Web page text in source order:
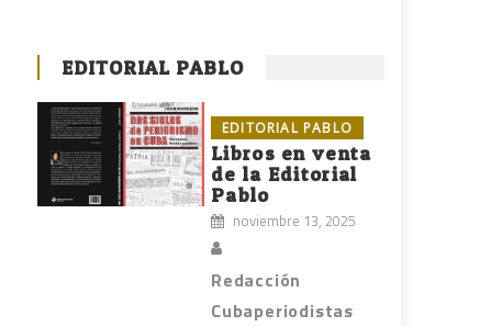
EDITORIAL PABLO
EDITORIAL PABLO
Libros en venta
de la Editorial
Pablo
noviembre 13, 2025
Redacción
Cubaperiodistas